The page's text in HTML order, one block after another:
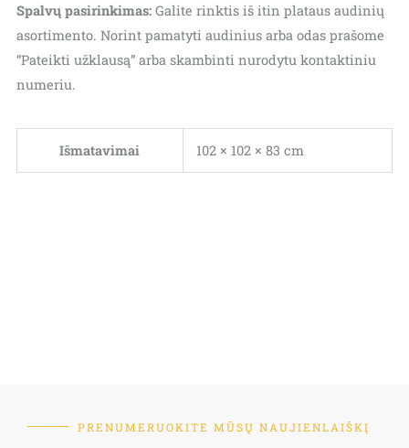
Spalvų pasirinkimas:Galite rinktis iš itin plataus audinių
asortimento. Norint pamatyti audinius arba odas prašome
“Pateikti užklausą” arba skambinti nurodytu kontaktiniu
numeriu.
Išmatavimai 102 × 102 × 83 cm
PRENUMERUOKITE MŪSŲ NAUJIENLAIŠKĮ